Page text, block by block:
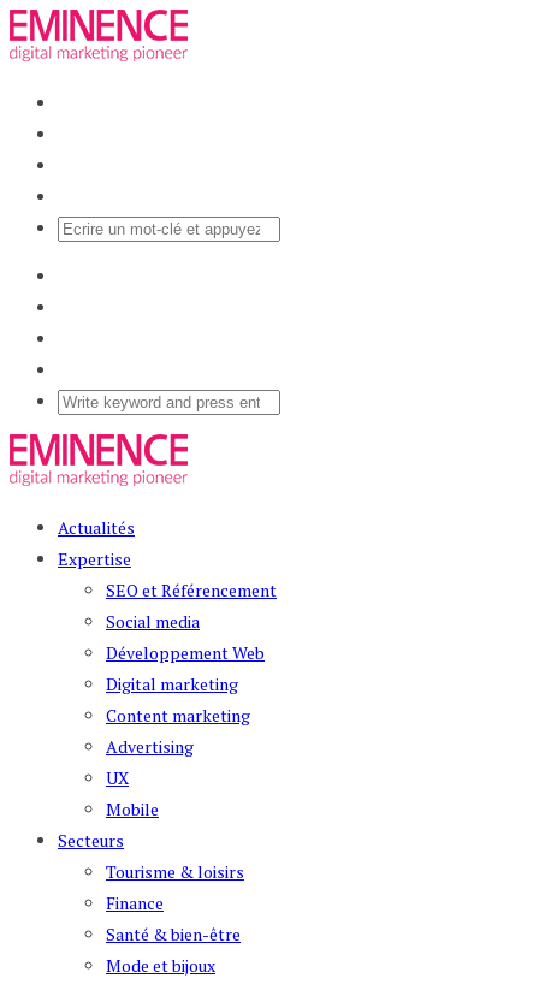
Actualités
Expertise
SEO et Référencement
Social media
Développement Web
Digital marketing
Content marketing
Advertising
UX
Mobile
Secteurs
Tourisme & loisirs
Finance
Santé & bien-être
Mode et bijoux